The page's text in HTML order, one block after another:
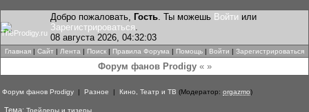
Добро пожаловать, Гость. Ты можешь Войти или
Зарегистрироваться.
08 августа 2026, 04:32:03
Главная | Сайт | Лента | Поиск | Правила Форума | Помощь | Войти | Зарегистрироваться
Форум фанов Prodigy« »
Форум фанов Prodigy | Разное | Кино, Театр и ТВ (Модератор: orgazmo)
Тема: Трейлеры и тизеры